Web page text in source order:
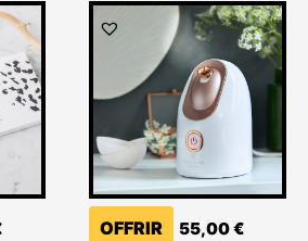
OFFRIR 55,00€